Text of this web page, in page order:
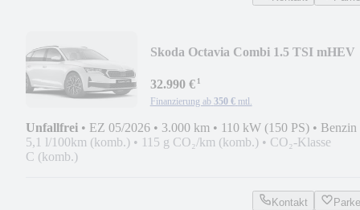
Skoda Octavia Combi 1.5 TSI mHEV
32.990 €¹
Finanzierung ab 350 € mtl.
Unfallfrei • EZ 05/2026 • 3.000 km • 110 kW (150 PS) • Benzin
5,1 l/100km (komb.) • 115 g CO₂/km (komb.) • CO₂-Klasse
C (komb.)
Kontakt